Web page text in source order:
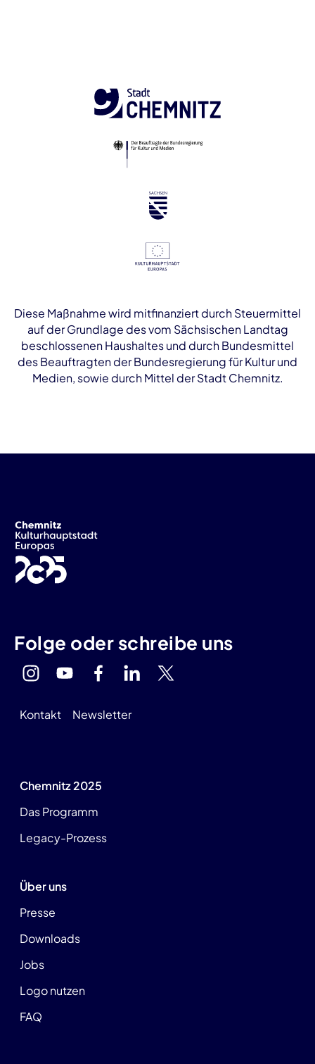
Diese Maßnahme wird mitfinanziert durch Steuermittel
auf der Grundlage des vom Sächsischen Landtag
beschlossenen Haushaltes und durch Bundesmittel
des Beauftragten der Bundesregierung für Kultur und
Medien, sowie durch Mittel der Stadt Chemnitz.
Folge oder schreibe uns
Kontakt Newsletter
Chemnitz 2025
Das Programm
Legacy-Prozess
Über uns
Presse
Downloads
Jobs
Logo nutzen
FAQ